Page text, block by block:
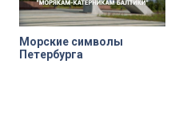
Морские символы
Петербурга